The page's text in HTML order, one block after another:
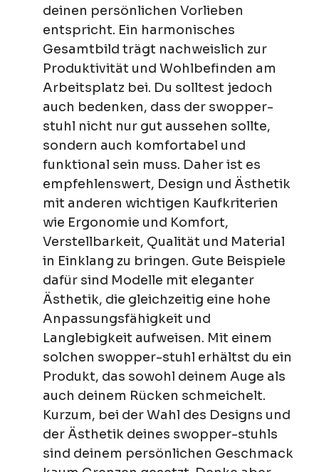
deinen persönlichen Vorlieben
entspricht. Ein harmonisches
Gesamtbild trägt nachweislich zur
Produktivität und Wohlbefinden am
Arbeitsplatz bei. Du solltest jedoch
auch bedenken, dass der swopper-
stuhl nicht nur gut aussehen sollte,
sondern auch komfortabel und
funktional sein muss. Daher ist es
empfehlenswert, Design und Ästhetik
mit anderen wichtigen Kaufkriterien
wie Ergonomie und Komfort,
Verstellbarkeit, Qualität und Material
in Einklang zu bringen. Gute Beispiele
dafür sind Modelle mit eleganter
Ästhetik, die gleichzeitig eine hohe
Anpassungsfähigkeit und
Langlebigkeit aufweisen. Mit einem
solchen swopper-stuhl erhältst du ein
Produkt, das sowohl deinem Auge als
auch deinem Rücken schmeichelt.
Kurzum, bei der Wahl des Designs und
der Ästhetik deines swopper-stuhls
sind deinem persönlichen Geschmack